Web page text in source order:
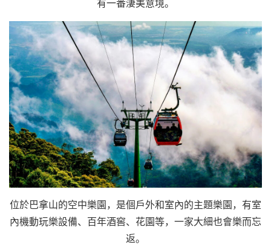
有一番淒美意境。
位於巴拿山的空中樂園，是個戶外和室內的主題樂園，有室
內機動玩樂設備、百年酒窖、花園等，一家大細也會樂而忘
返。